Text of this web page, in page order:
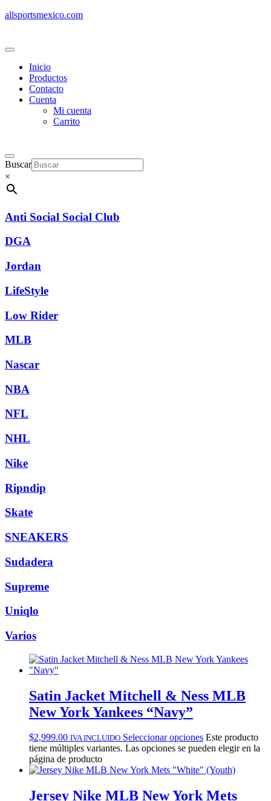
allsportsmexico.com
Inicio
Productos
Contacto
Cuenta
Mi cuenta
Carrito
Buscar
×
Anti Social Social Club
DGA
Jordan
LifeStyle
Low Rider
MLB
Nascar
NBA
NFL
NHL
Nike
Ripndip
Skate
SNEAKERS
Sudadera
Supreme
Uniqlo
Varios
Satin Jacket Mitchell & Ness MLB
New York Yankees “Navy”
$2,999.00 IVA INCLUIDO Seleccionar opciones Este producto
tiene múltiples variantes. Las opciones se pueden elegir en la
página de producto
Jersey Nike MLB New York Mets